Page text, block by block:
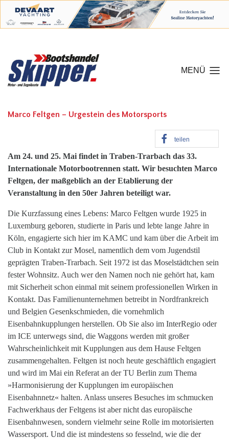
MENÜ
Marco Feltgen – Urgestein des Motorsports
teilen
Am 24. und 25. Mai findet in Traben-Trarbach das 33.
Internationale Motorbootrennen statt. Wir besuchten Marco
Feltgen, der maßgeblich an der Etablierung der
Veranstaltung in den 50er Jahren beteiligt war.
Die Kurzfassung eines Lebens: Marco Feltgen wurde 1925 in
Luxemburg geboren, studierte in Paris und lebte lange Jahre in
Köln, engagierte sich hier im KAMC und kam über die Arbeit im
Club in Kontakt zur Mosel, namentlich dem vom Jugendstil
geprägten Traben-Trarbach. Seit 1972 ist das Moselstädtchen sein
fester Wohnsitz. Auch wer den Namen noch nie gehört hat, kam
mit Sicherheit schon einmal mit seinem professionellen Wirken in
Kontakt. Das Familienunternehmen betreibt in Nordfrankreich
und Belgien Gesenkschmieden, die vornehmlich
Eisenbahnkupplungen herstellen. Ob Sie also im InterRegio oder
im ICE unterwegs sind, die Waggons werden mit großer
Wahrscheinlichkeit mit Kupplungen aus dem Hause Feltgen
zusammengehalten. Feltgen ist noch heute geschäftlich engagiert
und wird im Mai ein Referat an der TU Berlin zum Thema
»Harmonisierung der Kupplungen im europäischen
Eisenbahnnetz« halten. Anlass unseres Besuches im schmucken
Fachwerkhaus der Feltgens ist aber nicht das europäische
Eisenbahnwesen, sondern vielmehr seine Rolle im motorisierten
Wassersport. Und die ist mindestens so fesselnd, wie die der